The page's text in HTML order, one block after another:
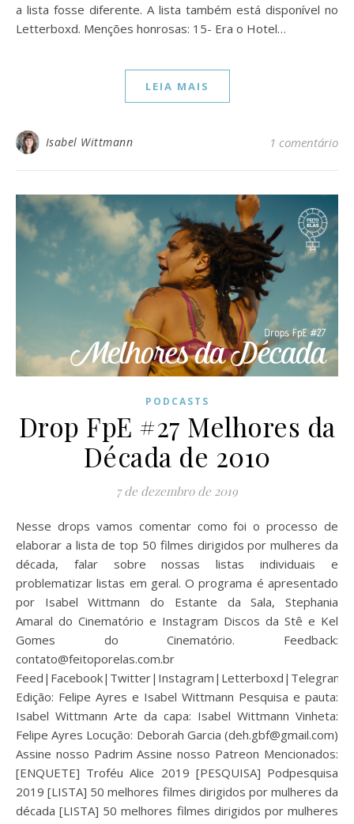
a lista fosse diferente. A lista também está disponível no
Letterboxd. Menções honrosas: 15- Era o Hotel…
LEIA MAIS
Isabel Wittmann 1 comentário
PODCASTS
Drop FpE #27 Melhores da
Década de 2010
7 de dezembro de 2019
Nesse drops vamos comentar como foi o processo de
elaborar a lista de top 50 filmes dirigidos por mulheres da
década, falar sobre nossas listas individuais e
problematizar listas em geral. O programa é apresentado
por Isabel Wittmann do Estante da Sala, Stephania
Amaral do Cinematório e Instagram Discos da Stê e Kel
Gomes do Cinematório. Feedback:
contato@feitoporelas.com.br
Feed|Facebook|Twitter|Instagram|Letterboxd|Telegram
Edição: Felipe Ayres e Isabel Wittmann Pesquisa e pauta:
Isabel Wittmann Arte da capa: Isabel Wittmann Vinheta:
Felipe Ayres Locução: Deborah Garcia (deh.gbf@gmail.com)
Assine nosso Padrim Assine nosso Patreon Mencionados:
[ENQUETE] Troféu Alice 2019 [PESQUISA] Podpesquisa
2019 [LISTA] 50 melhores filmes dirigidos por mulheres da
década [LISTA] 50 melhores filmes dirigidos por mulheres